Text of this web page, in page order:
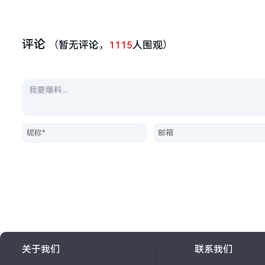
评论 （暂无评论， 1115人围观）
关于我们 联系我们